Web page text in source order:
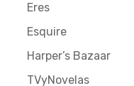
Eres
Esquire
Harper’s Bazaar
TVyNovelas